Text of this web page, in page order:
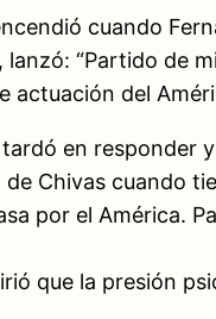
cuando
lanzó: “Partido de
actuación del
en responder
de Chivas cuando
por el América.
que la presión